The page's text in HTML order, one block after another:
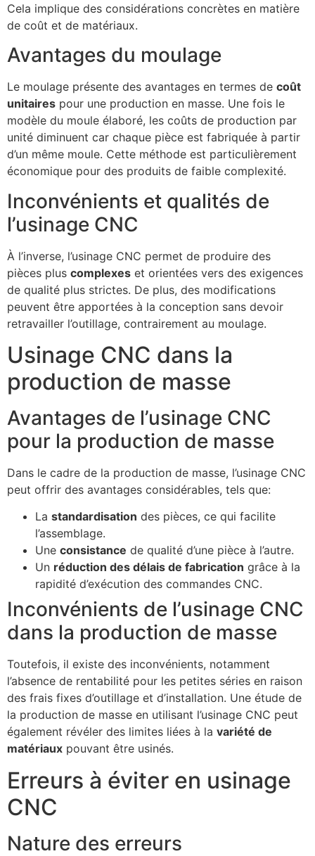
Cela implique des considérations concrètes en matière
de coût et de matériaux.
Avantages du moulage
Le moulage présente des avantages en termes de coût
unitaires pour une production en masse. Une fois le
modèle du moule élaboré, les coûts de production par
unité diminuent car chaque pièce est fabriquée à partir
d’un même moule. Cette méthode est particulièrement
économique pour des produits de faible complexité.
Inconvénients et qualités de
l’usinage CNC
À l’inverse, l’usinage CNC permet de produire des
pièces plus complexes et orientées vers des exigences
de qualité plus strictes. De plus, des modifications
peuvent être apportées à la conception sans devoir
retravailler l’outillage, contrairement au moulage.
Usinage CNC dans la
production de masse
Avantages de l’usinage CNC
pour la production de masse
Dans le cadre de la production de masse, l’usinage CNC
peut offrir des avantages considérables, tels que:
La standardisation des pièces, ce qui facilite
l’assemblage.
Une consistance de qualité d’une pièce à l’autre.
Un réduction des délais de fabrication grâce à la
rapidité d’exécution des commandes CNC.
Inconvénients de l’usinage CNC
dans la production de masse
Toutefois, il existe des inconvénients, notamment
l’absence de rentabilité pour les petites séries en raison
des frais fixes d’outillage et d’installation. Une étude de
la production de masse en utilisant l’usinage CNC peut
également révéler des limites liées à la variété de
matériaux pouvant être usinés.
Erreurs à éviter en usinage
CNC
Nature des erreurs